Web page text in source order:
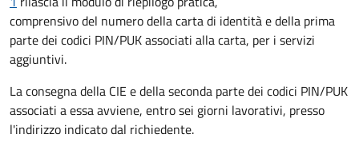
comprensivo del numero della carta di identità e della prima
parte dei codici PIN/PUK associati alla carta, per i servizi
aggiuntivi.
La consegna della CIE e della seconda parte dei codici PIN/PUK
associati a essa avviene, entro sei giorni lavorativi, presso
l'indirizzo indicato dal richiedente.